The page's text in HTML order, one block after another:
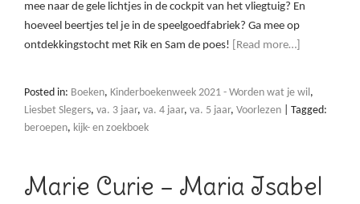
mee naar de gele lichtjes in de cockpit van het vliegtuig? En
hoeveel beertjes tel je in de speelgoedfabriek? Ga mee op
ontdekkingstocht met Rik en Sam de poes!
[Read more…]
Posted in: Boeken, Kinderboekenweek 2021 - Worden wat je wil,
Liesbet Slegers, va. 3 jaar, va. 4 jaar, va. 5 jaar, Voorlezen
Tagged:
beroepen, kijk- en zoekboek
Marie Curie – Maria Isabel